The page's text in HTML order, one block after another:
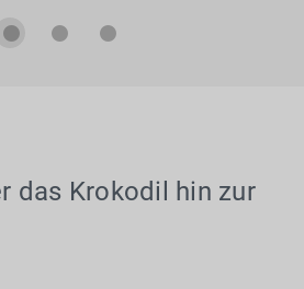
das Krokodil hin zur